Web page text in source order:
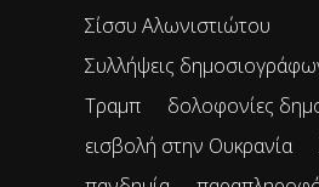
Σίσσυ Αλωνιστιώτου
Συλλήψεις
Τραμπ
δολοφονίες
εισβολή στην Ουκρανία